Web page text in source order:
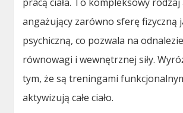
angażujący zarówno sferę fizyczną
psychiczną, co pozwala na
równowagi i wewnętrznej siły.
tym, że są treningami
aktywizują całe ciało.